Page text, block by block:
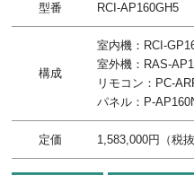
型番 RCI-AP160GH5
構成
室内機：RCI-
室外機：RAS-
リモコン：PC-
パネル：P-
定価 1,583,000円（税抜